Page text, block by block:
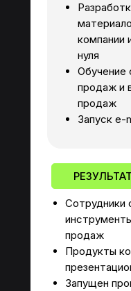
компании
нуля
Обучение
продаж и
продаж
Запуск e-
Сотрудники
продаж
Продукты
Запущен